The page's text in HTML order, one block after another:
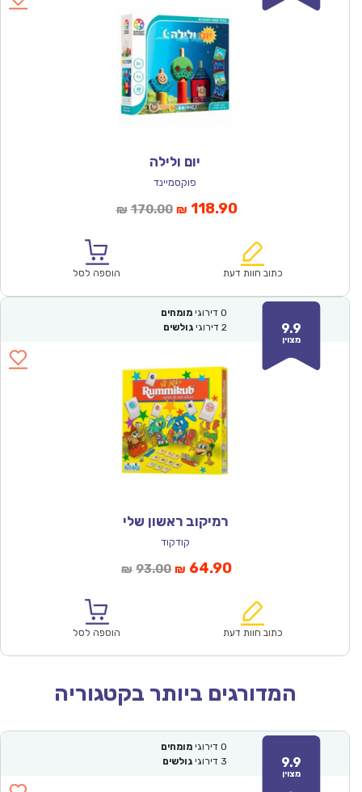
יום ולילה
פוקסמיינד
₪ 170.00המחיר
₪170.00.
₪ 118.90המחיר
הוא:
כתוב חוות דעת הוספה לסל
9.9
מצוין
0 דירוגי מומחים
2 דירוגי גולשים
רמיקוב ראשון שלי
קודקוד
₪ 93.00המחיר
₪93.00.
₪ 64.90המחיר
הוא:
כתוב חוות דעת הוספה לסל
המדורגים ביותר בקטגוריה
9.9
מצוין
0 דירוגי מומחים
3 דירוגי גולשים